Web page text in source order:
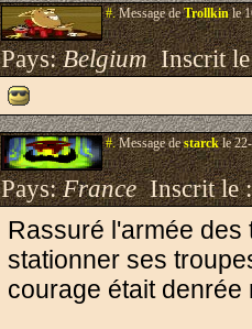
#.Message deTrollkinle
Pays:BelgiumInscrit
#.Message destarckle
Pays:FranceInscrit le
Rassuré l'armée des
stationner ses
courage était